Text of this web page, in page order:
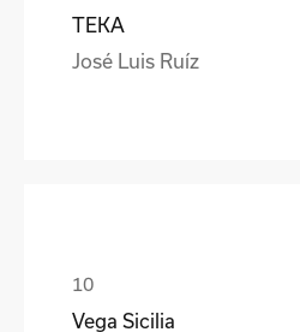
TEKA
José Luis Ruíz
Vega Sicilia